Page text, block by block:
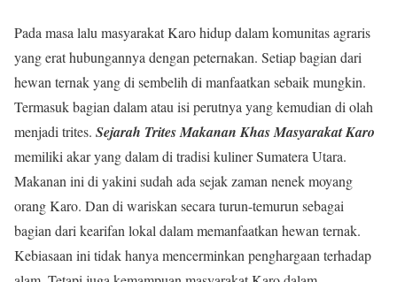
Pada masa lalu masyarakat Karo hidup dalam komunitas agraris
yang erat hubungannya dengan peternakan. Setiap bagian dari
hewan ternak yang di sembelih di manfaatkan sebaik mungkin.
Termasuk bagian dalam atau isi perutnya yang kemudian di olah
menjadi trites. Sejarah Trites Makanan Khas Masyarakat Karo
memiliki akar yang dalam di tradisi kuliner Sumatera Utara.
Makanan ini di yakini sudah ada sejak zaman nenek moyang
orang Karo. Dan di wariskan secara turun-temurun sebagai
bagian dari kearifan lokal dalam memanfaatkan hewan ternak.
Kebiasaan ini tidak hanya mencerminkan penghargaan terhadap